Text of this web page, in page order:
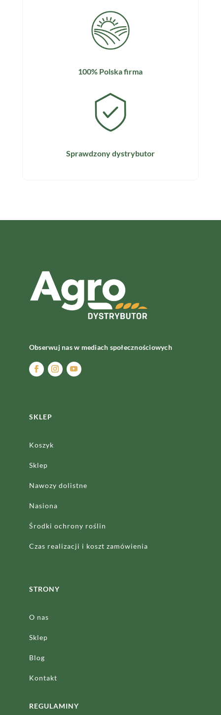
100% Polska firma
Sprawdzony dystrybutor
Obserwuj nas w mediach społecznościowych
SKLEP
Koszyk
Sklep
Nawozy dolistne
Nasiona
Środki ochrony roślin
Czas realizacji i koszt zamówienia
STRONY
O nas
Sklep
Blog
Kontakt
REGULAMINY